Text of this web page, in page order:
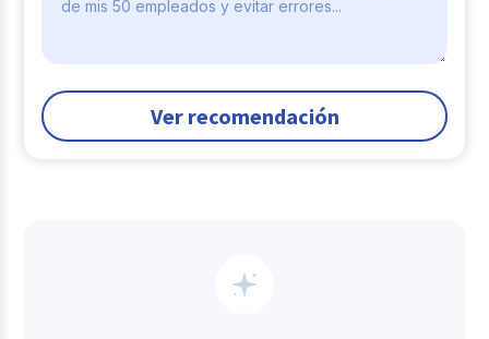
Ver recomendación